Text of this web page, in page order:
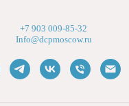
+7 903 009-85-32
Info@dcpmoscow.ru